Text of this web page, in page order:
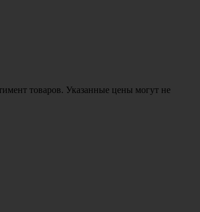
товаров. Указанные цены могут не